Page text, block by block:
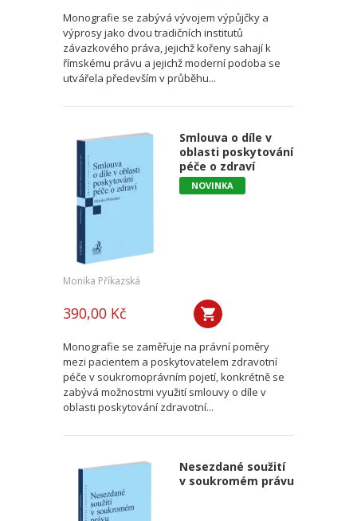
Monografie se zabývá vývojem výpůjčky a
výprosy jako dvou tradičních institutů
závazkového práva, jejichž kořeny sahají k
římskému právu a jejichž moderní podoba se
utvářela především v průběhu...
Smlouva o díle v
oblasti poskytování
péče o zdraví
NOVINKA
Monika Příkazská
390,00 Kč
Monografie se zaměřuje na právní poměry
mezi pacientem a poskytovatelem zdravotní
péče v soukromoprávním pojetí, konkrétně se
zabývá možnostmi využití smlouvy o díle v
oblasti poskytování zdravotní...
Nesezdané soužití
v soukromém právu